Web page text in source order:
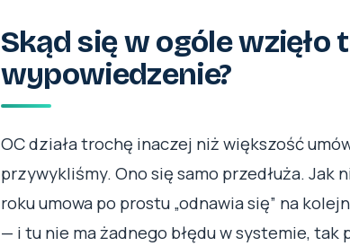
Skąd się w ogóle wzięło
wypowiedzenie?
OC działa trochę inaczej niż większość
przywykliśmy. Ono się samo przedłuża. Jak
roku umowa po prostu „odnawia się” na
— i tu nie ma żadnego błędu w systemie, tak